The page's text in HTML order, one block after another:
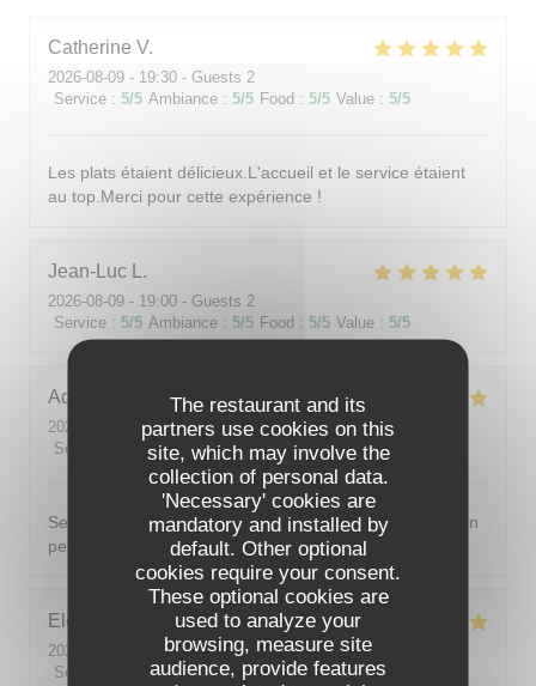
The restaurant and its
partners use cookies on this
site, which may involve the
collection of personal data.
'Necessary' cookies are
mandatory and installed by
default. Other optional
cookies require your consent.
These optional cookies are
used to analyze your
browsing, measure site
audience, provide features
Catherine V
2026-08-09 - 19:30 - Guests 2
Service : 5/5 Ambiance : 5/5 Food : 5/5 Value : 5/5
Les plats étaient délicieux.L'accueil et le service étaient
au top.Merci pour cette expérience !
Jean-Luc L
2026-08-09 - 19:00 - Guests 2
Service : 5/5 Ambiance : 5/5 Food : 5/5 Value : 5/5
Adeline
2026-08-07
- 19:00 - Guests 2
Service
Ambiance: 5/5 Food : 5/5 Value: 4
Service excellent. Menu 3 services délicieux, même si un
peu trop salé pour moi. Je recommande grandement !
Eleonore
2026-08-06
- 18:45 - Guests 5
Service
Ambiance: 4 /5 Food: 5/5 Value: